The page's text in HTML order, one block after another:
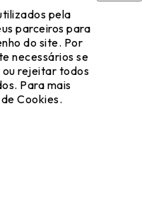
pela
parceiros para
do site. Por
necessários se
rejeitar todos
Para mais
Cookies.